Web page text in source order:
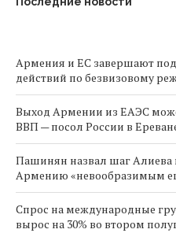
Армения и ЕС завершают
действий по безвизовому
Выход Армении из ЕАЭС
ВВП — посол России в
Пашинян назвал шаг Алиева
Армению «невообразимым
Спрос на международные
вырос на 30% во втором